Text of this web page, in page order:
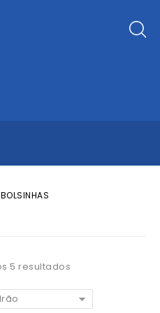
BOLSINHAS
5 resultados